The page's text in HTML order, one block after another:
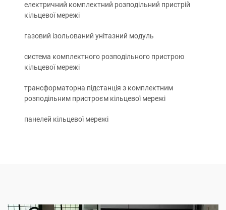
електричний комплектний розподільний пристрій
кільцевої мережі
газовий ізольований унітазний модуль
система комплектного розподільного пристрою
кільцевої мережі
трансформаторна підстанція з комплектним
розподільним пристроєм кільцевої мережі
панелей кільцевої мережі